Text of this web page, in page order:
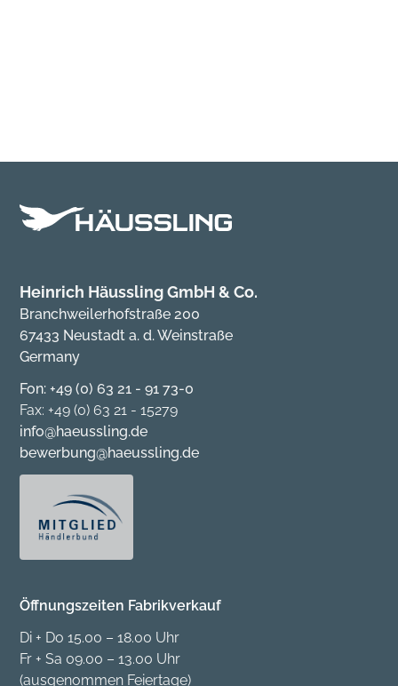
Heinrich Häussling GmbH & Co.
Branchweilerhofstraße 200
67433 Neustadt a. d. Weinstraße
Germany
Fon: +49 (0) 63 21 - 91 73-0
Fax: +49 (0) 63 21 - 15279
info@haeussling.de
bewerbung@haeussling.de
Öffnungszeiten Fabrikverkauf
Di + Do 15.00 – 18.00 Uhr
Fr + Sa 09.00 – 13.00 Uhr
(ausgenommen Feiertage)